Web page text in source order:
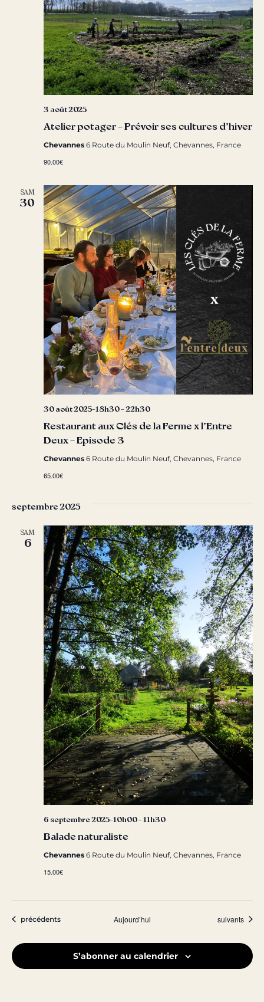
Atelier potager – Prévoir ses cultures d’hiver
3 août 2025
Chevannes 6 Route du Moulin Neuf, Chevannes, France
90.00€
SAM
30
Restaurant aux Clés de la Ferme x l’Entre
Deux – Episode 3
30 août 2025-18h30- 22h30
Chevannes 6 Route du Moulin Neuf, Chevannes, France
65.00€
septembre 2025
SAM
6
Balade naturaliste
6 septembre 2025-10h00- 11h30
Chevannes 6 Route du Moulin Neuf, Chevannes, France
15.00€
Évènements
précédents Aujourd’hui Évènements
suivants
S’abonner au calendrier